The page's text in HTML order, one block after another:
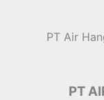
PT Air
PT